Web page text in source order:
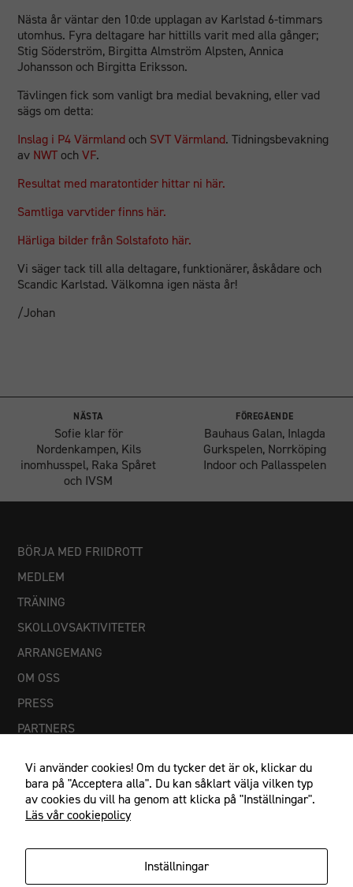
Nästa år väntar den 10:de upplagan av Karlstad 6-timmars
utomhus. Fyra deltagare har hittills varit med alla gånger;
Stig Söderström, Birgitta Almström Alpsten, Annica
Johansson och Birgitta Eriksson.
Tävlingen fick som vanligt bra medial bevakning, eller vad
sägs om detta:
Inslag i P4 Värmlandoch SVT Värmland. Tidningsbevakning
av NWTochVF.
Resultat med maratontider hittar ni här.
Samtliga varvtider finns här.
Härliga bilder från Solstafoto här.
Vi säger tack till alla deltagare, funktionärer, åskådare och
Scandic Karlstad. Välkomna igen nästa år!
/Johan
NÄSTA
Sofie klar för
Nordenkampen, Kils
inomhusspel, Raka Spåret
och IVSM
FÖREGÅENDE
Bauhaus Galan, Inlagda
Gurkspelen, Norrköping
Indoor och Pallasspelen
BÖRJA MED FRIIDROTT
MEDLEM
TRÄNING
SKOLLOVSAKTIVITETER
ARRANGEMANG
OM OSS
PRESS
PARTNERS
Vi använder cookies! Om du tycker det är ok, klickar du
bara på "Acceptera alla". Du kan såklart välja vilken typ
av cookies du vill ha genom att klicka på "Inställningar".
Läs vår cookiepolicy
Inställningar
Dessa
förbättra
hemsidans
funktionalitet